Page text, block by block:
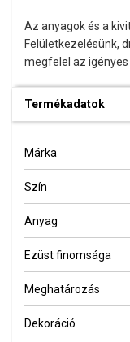
Az anyagok és a
Felületkezelésünk,
megfelel az
Termékadatok
Márka
Szín
Anyag
Ezüst finomsága
Meghatározás
Dekoráció